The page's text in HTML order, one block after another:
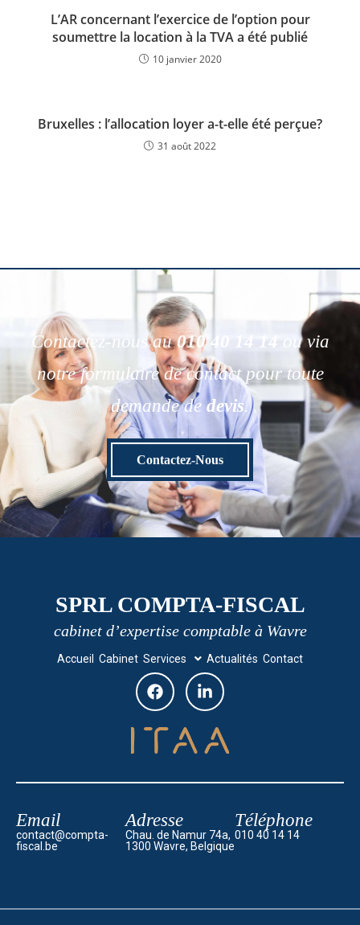
L’AR concernant l’exercice de l’option pour
soumettre la location à la TVA a été publié
10 janvier 2020
Bruxelles : l’allocation loyer a-t-elle été perçue?
31 août 2022
Contactez-nous au010 40 14 14
ou via
notre formulaire de contact pour toute
demande de devis.
Contactez-Nous
SPRL COMPTA-FISCAL
cabinet d’expertise comptable à Wavre
Accueil Cabinet Services Actualités Contact
Email
contact@compta-
fiscal.be
Adresse
Chau. de Namur 74a,
1300 Wavre, Belgique
Téléphone
010 40 14 14